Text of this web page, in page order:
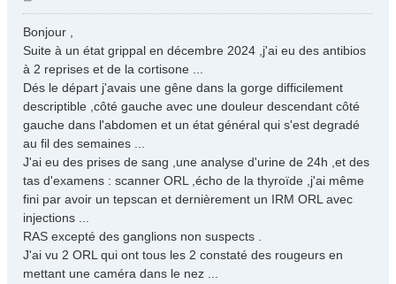
e
s
g
e
Bonjour ,
Suite à un état grippal en décembre 2024 ,j'ai eu des antibios
à 2 reprises et de la cortisone ...
Dés le départ j'avais une gêne dans la gorge difficilement
descriptible ,côté gauche avec une douleur descendant côté
gauche dans l'abdomen et un état général qui s'est degradé
au fil des semaines ...
J'ai eu des prises de sang ,une analyse d'urine de 24h ,et des
tas d'examens : scanner ORL ,écho de la thyroïde ,j'ai même
fini par avoir un tepscan et dernièrement un IRM ORL avec
injections ...
RAS excepté des ganglions non suspects .
J'ai vu 2 ORL qui ont tous les 2 constaté des rougeurs en
mettant une caméra dans le nez ...